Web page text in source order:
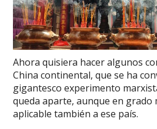
Ahora quisiera hacer algunos
China continental, que se ha
gigantesco experimento
queda aparte, aunque en grado
aplicable también a ese país.